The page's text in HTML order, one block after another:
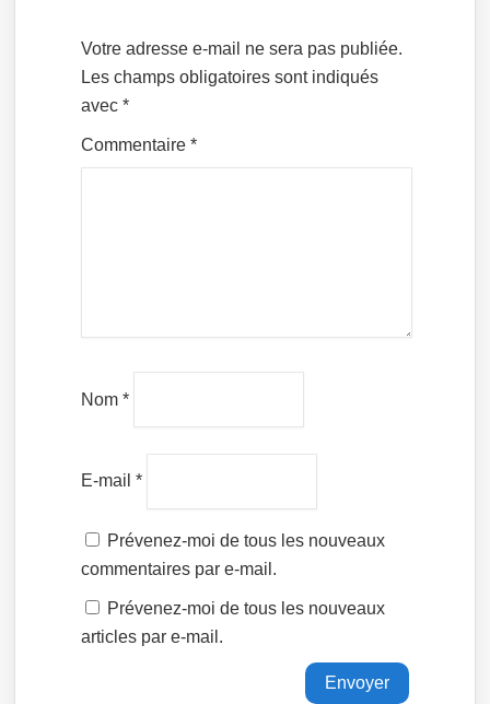
Votre adresse e-mail ne sera pas publiée.
Les champs obligatoires sont indiqués
avec*
Commentaire*
Nom*
E-mail*
Prévenez-moi de tous les nouveaux
commentaires par e-mail.
Prévenez-moi de tous les nouveaux
articles par e-mail.